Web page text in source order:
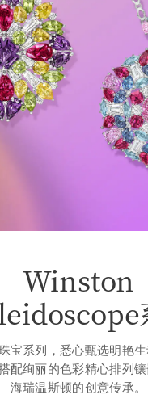
Winston
宝系列，悉心甄选明艳
配绚丽的色彩精心排列
海瑞温斯顿的创意传承。